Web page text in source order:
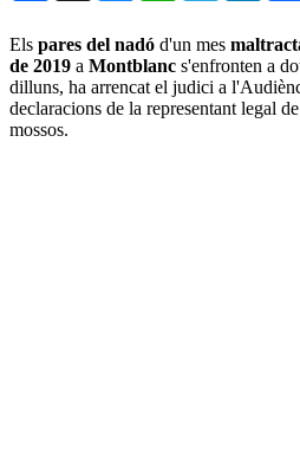
Els pares del nadó d'un mes
de 2019 a Montblanc s'enfronten a
dilluns, ha arrencat el judici a
declaracions de la representant legal
mossos.